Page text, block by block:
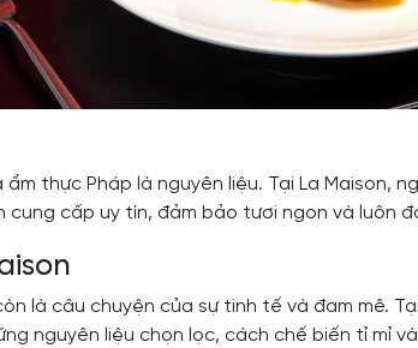
thực Pháp là nguyên liệu. Tại La Maison,
cấp uy tín, đảm bảo tươi ngon và luôn
là câu chuyện của sự tinh tế và đam mê.
nguyên liệu chọn lọc, cách chế biến tỉ mỉ